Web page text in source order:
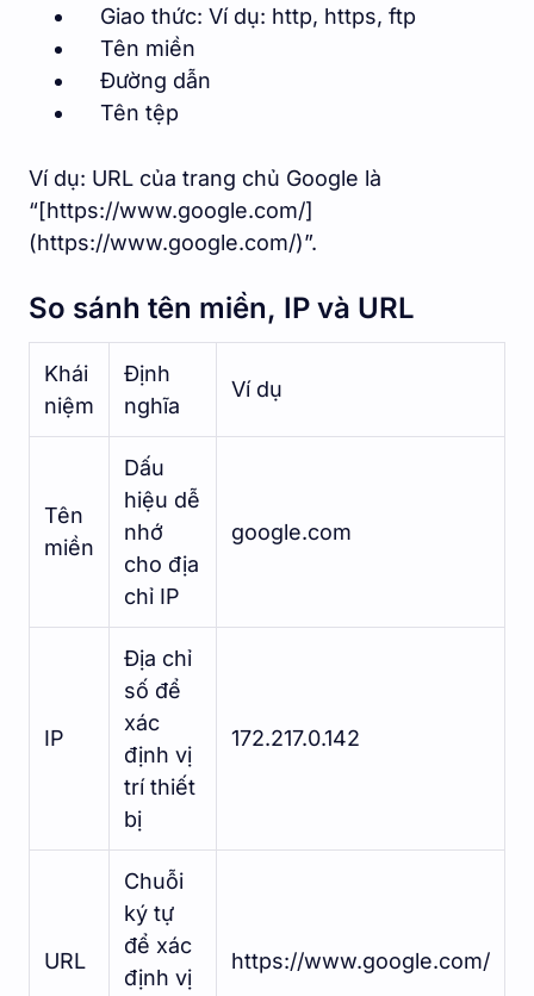
Giao thức: Ví dụ: http, https, ftp
Tên miền
Đường dẫn
Tên tệp
Ví dụ: URL của trang chủ Google là
“[https://www.google.com/]
(https://www.google.com/)”.
So sánh tên miền, IP và URL
Khái
niệm
Định
nghĩa
Ví dụ
Tên
miền
Dấu
hiệu dễ
nhớ
cho địa
chỉ IP
google.com
IP
Địa chỉ
số để
xác
định vị
trí thiết
bị
172.217.0.142
URL
Chuỗi
ký tự
để xác
định vị
https://www.google.com/